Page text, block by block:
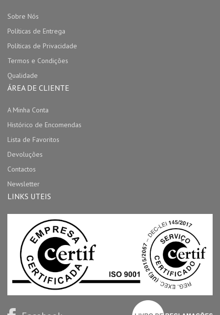
Sobre Nós
Políticas de Entrega
Políticas de Privacidade
Termos e Condições
Qualidade
ÁREA DE CLIENTE
A Minha Conta
Histórico de Encomendas
Lista de Favoritos
Devoluções
Contactos
Newsletter
LINKS UTEIS